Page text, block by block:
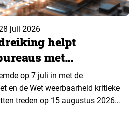
juli 2026
helpt
met
op 7 juli in met de
en de Wet weerbaarheid kritieke
treden op 15 augustus 2026